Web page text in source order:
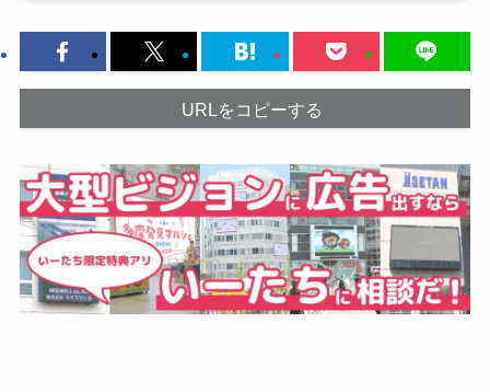
URLをコピーする